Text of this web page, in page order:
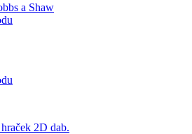
a Shaw
2D dab.